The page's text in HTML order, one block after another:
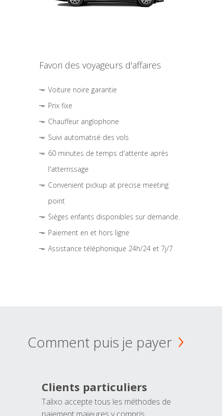
Favori des voyageurs d'affaires
Voiture noire garantie
Prix fixe
Chauffeur anglophone
Suivi automatisé des vols
60 minutes de temps d'attente après
l'atterrissage
Convenient pickup at precise meeting
point
Sièges enfants disponibles sur demande.
Paiement en et hors ligne
Assistance téléphonique 24h/24 et 7j/7
Comment puis je payer
Clients particuliers
Talixo accepte tous les méthodes de